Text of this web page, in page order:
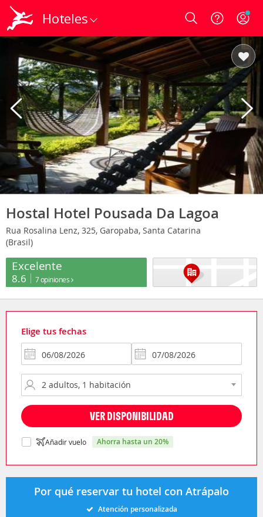
Hoteles Login
Hostal Hotel Pousada Da Lagoa
Rua Rosalina Lenz, 325, Garopaba, Santa Catarina
(Brasil)
Excelente
8.6 7 opiniones
Elige tus fechas
VER DISPONIBILIDAD
Añadir vuelo ahorra hasta un 20%
Por qué reservar tu hotel con Atrápalo
Atención personalizada